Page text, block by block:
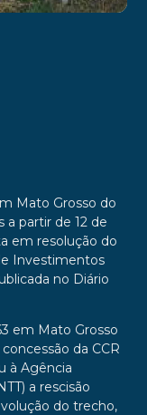
Mato Grosso do
a partir de 12 de
em resolução do
Investimentos
no Diário
em Mato Grosso
da CCR
à Agência
a rescisão
do trecho,